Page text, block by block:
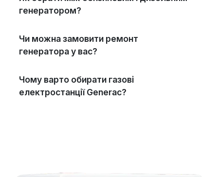
генератором?
Чи можна замовити ремонт
генератора у вас?
Чому варто обирати газові
електростанції Generac?